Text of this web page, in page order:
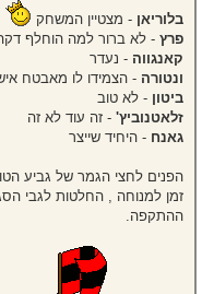
בלוריאן- מצטיין המשחק
פרץ- לא ברור למה הוחלף דקה
קאנגווה- נעדר
ונטורה- הצמידו לו מאבטח
ביטון- לא טוב
זלאטנוביץ'- זה עוד לא זה
גאנח- היחיד שייצר
הפנים לחצי הגמר של גביע
זמן למנוחה , החלטות לגבי
ההתקפה.